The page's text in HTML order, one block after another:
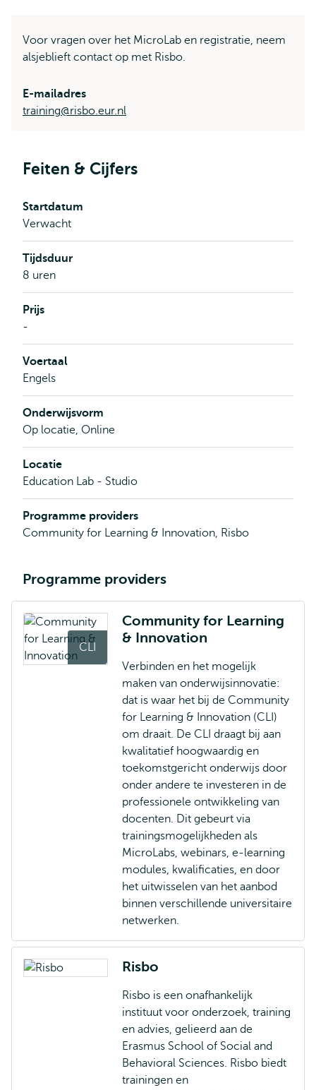
Voor vragen over het MicroLab en registratie, neem
alsjeblieft contact op met Risbo.
E-mailadres
training@risbo.eur.nl
Feiten & Cijfers
Startdatum
Verwacht
Tijdsduur
8 uren
Prijs
-
Voertaal
Engels
Onderwijsvorm
Op locatie, Online
Locatie
Education Lab - Studio
Programme providers
Community for Learning & Innovation, Risbo
Programme providers
Community for Learning
& Innovation
Verbinden en het mogelijk
maken van onderwijsinnovatie:
dat is waar het bij de Community
for Learning & Innovation (CLI)
om draait. De CLI draagt bij aan
kwalitatief hoogwaardig en
toekomstgericht onderwijs door
onder andere te investeren in de
professionele ontwikkeling van
docenten. Dit gebeurt via
trainingsmogelijkheden als
MicroLabs, webinars, e-learning
modules, kwalificaties, en door
het uitwisselen van het aanbod
binnen verschillende universitaire
netwerken.
CLI
Risbo
Risbo is een onafhankelijk
instituut voor onderzoek, training
en advies, gelieerd aan de
Erasmus School of Social and
Behavioral Sciences. Risbo biedt
trainingen en